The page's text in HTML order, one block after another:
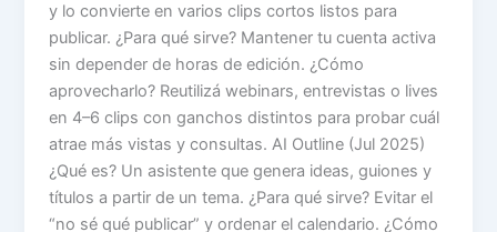
y lo convierte en varios clips cortos listos para
publicar. ¿Para qué sirve? Mantener tu cuenta activa
sin depender de horas de edición. ¿Cómo
aprovecharlo? Reutilizá webinars, entrevistas o lives
en 4–6 clips con ganchos distintos para probar cuál
atrae más vistas y consultas. AI Outline (Jul 2025)
¿Qué es? Un asistente que genera ideas, guiones y
títulos a partir de un tema. ¿Para qué sirve? Evitar el
“no sé qué publicar” y ordenar el calendario. ¿Cómo